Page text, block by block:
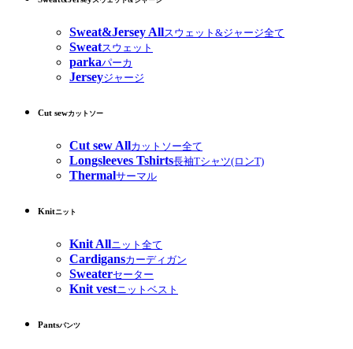
Sweat&Jersey Allスウェット&ジャージ全て
Sweatスウェット
parkaパーカ
Jerseyジャージ
Cut sewカットソー
Cut sew Allカットソー全て
Longsleeves Tshirts長袖Tシャツ(ロンT)
Thermalサーマル
Knitニット
Knit Allニット全て
Cardigansカーディガン
Sweaterセーター
Knit vestニットベスト
Pantsパンツ